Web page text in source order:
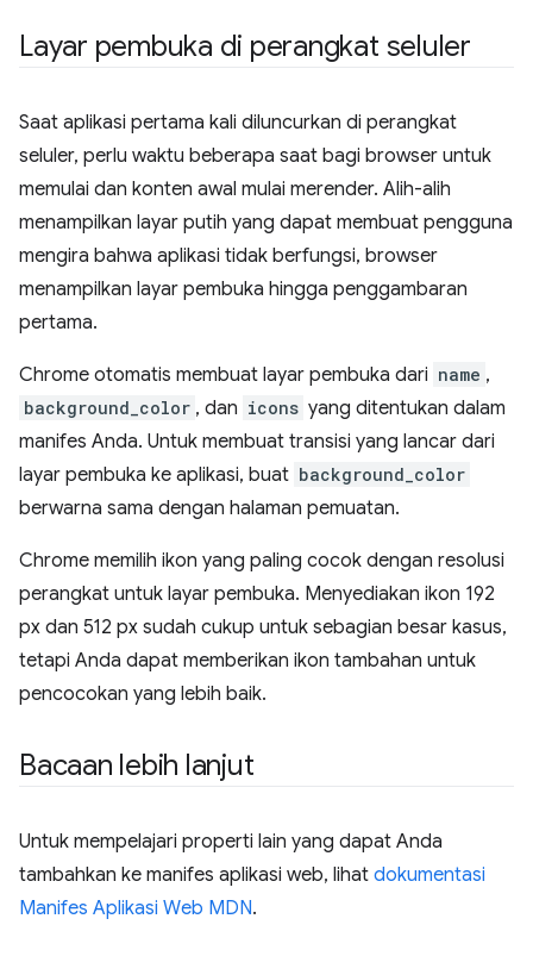
Layar pembuka di perangkat seluler
Saat aplikasi pertama kali diluncurkan di perangkat
seluler, perlu waktu beberapa saat bagi browser untuk
memulai dan konten awal mulai merender. Alih-alih
menampilkan layar putih yang dapat membuat pengguna
mengira bahwa aplikasi tidak berfungsi, browser
menampilkan layar pembuka hingga penggambaran
pertama.
Chrome otomatis membuat layar pembuka dari name ,
background_color , dan icons yang ditentukan dalam
manifes Anda. Untuk membuat transisi yang lancar dari
layar pembuka ke aplikasi, buat background_color
berwarna sama dengan halaman pemuatan.
Chrome memilih ikon yang paling cocok dengan resolusi
perangkat untuk layar pembuka. Menyediakan ikon 192
px dan 512 px sudah cukup untuk sebagian besar kasus,
tetapi Anda dapat memberikan ikon tambahan untuk
pencocokan yang lebih baik.
Bacaan lebih lanjut
Untuk mempelajari properti lain yang dapat Anda
tambahkan ke manifes aplikasi web, lihat dokumentasi
Manifes Aplikasi Web MDN.